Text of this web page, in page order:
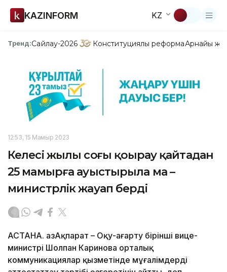
KAZINFORM KZ
Тренд:Сайлау-2026 Конституциялық реформаАрнайы
12:53, 15 Мамыр 2023
Келесі жылы соңғы қоңырау қайтадан
25 мамырға ауыстырыла ма –
министрлік жауап берді
АСТАНА. ҚазАқпарат – Оқу-ағарту бірінші вице-
министрі Шолпан Каринова орталық
коммуникациялар қызметінде мұғалімдерді